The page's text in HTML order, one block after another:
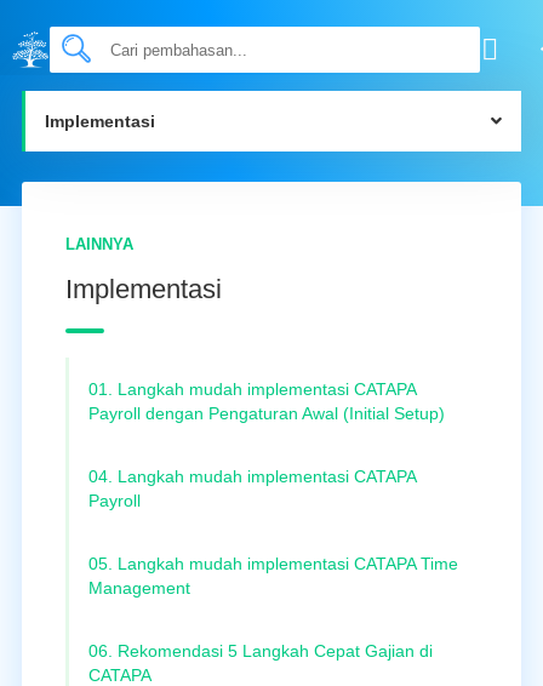
Implementasi
LAINNYA
Implementasi
01. Langkah mudah implementasi CATAPA
Payroll dengan Pengaturan Awal (Initial Setup)
04. Langkah mudah implementasi CATAPA
Payroll
05. Langkah mudah implementasi CATAPA Time
Management
06. Rekomendasi 5 Langkah Cepat Gajian di
CATAPA